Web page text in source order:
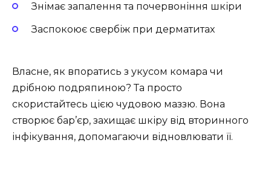
Знімає запалення та почервоніння шкіри
Заспокоює свербіж при дерматитах
Власне, як впоратись з укусом комара чи
дрібною подряпиною? Та просто
скористайтесь цією чудовою маззю. Вона
створює бар’єр, захищає шкіру від вторинного
інфікування, допомагаючи відновлювати її.